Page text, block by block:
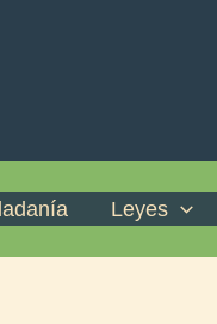
Leyes